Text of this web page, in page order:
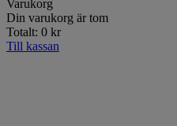
Varukorg
Din varukorg är tom
Totalt: 0 kr
Till kassan